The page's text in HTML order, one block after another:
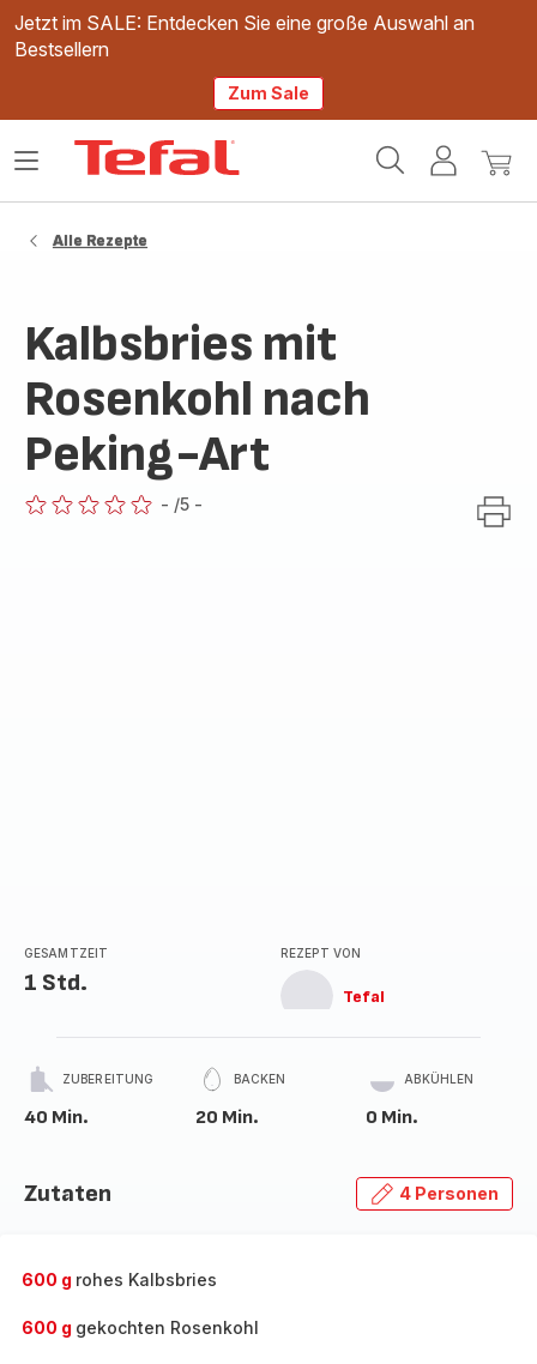
Jetzt im SALE: Entdecken Sie eine große Auswahl an
Bestsellern
Zum Sale
Mein
Mein
Das
Alle Rezepte
Kalbsbries mit
Rosenkohl nach
Peking-Art
- /5 -
GESAMTZEIT
1 Std.
REZEPT VON
Tefal
ZUBEREITUNG
40 Min.
BACKEN
20 Min.
ABKÜHLEN
0 Min.
Zutaten 4 Personen
600 g rohes Kalbsbries
600 g gekochten Rosenkohl